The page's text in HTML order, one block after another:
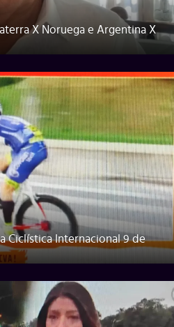
X Noruega e Argentina X
Ciclística Internacional 9 de